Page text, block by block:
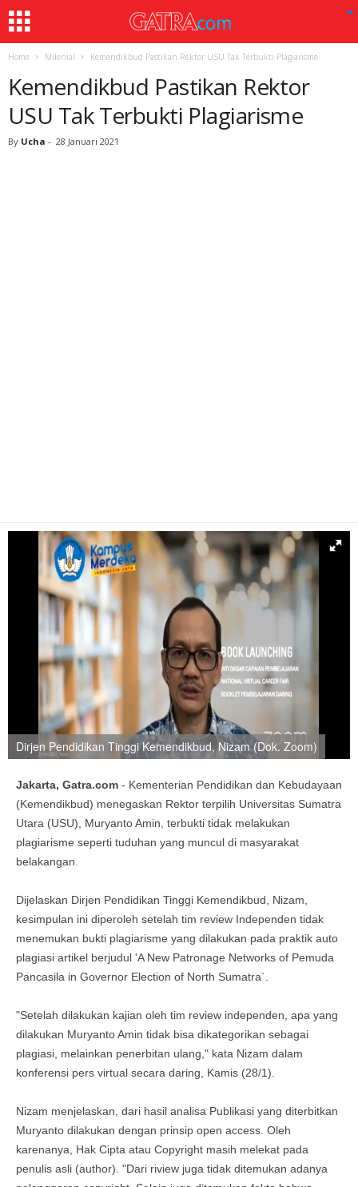
Home Milenial Kemendikbud Pastikan Rektor USU Tak Terbukti Plagiarisme
Kemendikbud Pastikan Rektor
USU Tak Terbukti Plagiarisme
By Ucha - 28 Januari 2021
Dirjen Pendidikan Tinggi Kemendikbud, Nizam (Dok. Zoom)
Jakarta, Gatra.com - Kementerian Pendidikan dan Kebudayaan
(Kemendikbud) menegaskan Rektor terpilih Universitas Sumatra
Utara (USU), Muryanto Amin, terbukti tidak melakukan
plagiarisme seperti tuduhan yang muncul di masyarakat
belakangan.
Dijelaskan Dirjen Pendidikan Tinggi Kemendikbud, Nizam,
kesimpulan ini diperoleh setelah tim review Independen tidak
menemukan bukti plagiarisme yang dilakukan pada praktik auto
plagiasi artikel berjudul 'A New Patronage Networks of Pemuda
Pancasila in Governor Election of North Sumatra`.
"Setelah dilakukan kajian oleh tim review independen, apa yang
dilakukan Muryanto Amin tidak bisa dikategorikan sebagai
plagiasi, melainkan penerbitan ulang," kata Nizam dalam
konferensi pers virtual secara daring, Kamis (28/1).
Nizam menjelaskan, dari hasil analisa Publikasi yang diterbitkan
Muryanto dilakukan dengan prinsip open access. Oleh
karenanya, Hak Cipta atau Copyright masih melekat pada
penulis asli (author). "Dari riview juga tidak ditemukan adanya